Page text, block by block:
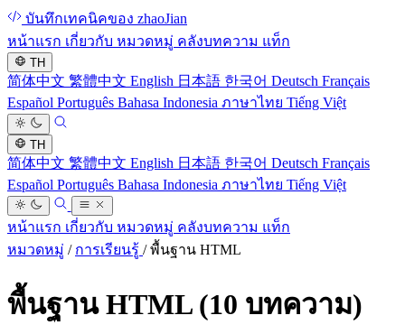
บันทึกเทคนิคของ zhaoJian
หน้าแรก เกี่ยวกับ หมวดหมู่ คลังบทความ แท็ก
TH
简体中文 繁體中文 English 日本語 한국어 Deutsch Français
Español Português Bahasa Indonesia ภาษาไทย Tiếng Việt
TH
简体中文 繁體中文 English 日本語 한국어 Deutsch Français
Español Português Bahasa Indonesia ภาษาไทย Tiếng Việt
หน้าแรก เกี่ยวกับ หมวดหมู่ คลังบทความ แท็ก
หมวดหมู่ / การเรียนรู้ / พื้นฐาน HTML
พื้นฐาน HTML (10 บทความ)